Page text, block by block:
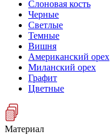
Слоновая кость
Черные
Светлые
Темные
Вишня
Американский орех
Миланский орех
Графит
Цветные
Материал